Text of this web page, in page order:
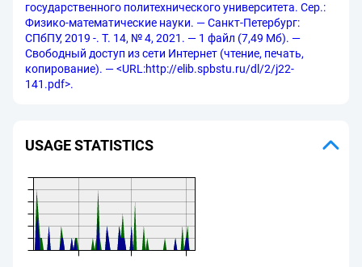
государственного политехнического университета. Сер.:
Физико-математические науки. — Санкт-Петербург:
СПбПУ, 2019 -. Т. 14, № 4, 2021. — 1 файл (7,49 Мб). —
Свободный доступ из сети Интернет (чтение, печать,
копирование). — <URL:http://elib.spbstu.ru/dl/2/j22-
141.pdf>.
USAGE STATISTICS